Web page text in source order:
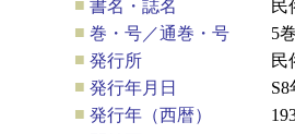
■ 書名・誌名
民
■ 巻・号／通巻・号
5
■ 発行所
民
■ 発行年月日
■ 発行年（西暦）